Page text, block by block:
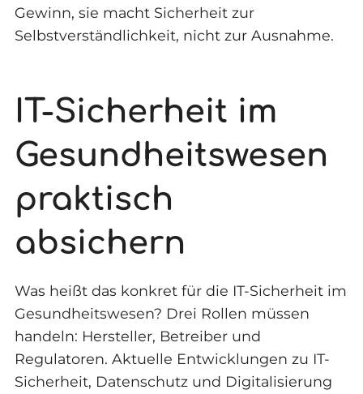
Gewinn, sie macht Sicherheit zur
Selbstverständlichkeit, nicht zur Ausnahme.
IT-Sicherheit im
Gesundheitswesen
praktisch
absichern
Was heißt das konkret für die IT-Sicherheit im
Gesundheitswesen? Drei Rollen müssen
handeln: Hersteller, Betreiber und
Regulatoren. Aktuelle Entwicklungen zu IT-
Sicherheit, Datenschutz und Digitalisierung